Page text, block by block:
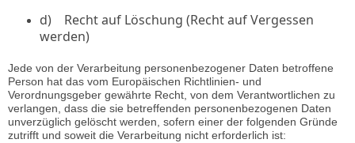
d) Recht auf Löschung (Recht auf Vergessen
werden)
Jede von der Verarbeitung personenbezogener Daten betroffene
Person hat das vom Europäischen Richtlinien- und
Verordnungsgeber gewährte Recht, von dem Verantwortlichen zu
verlangen, dass die sie betreffenden personenbezogenen Daten
unverzüglich gelöscht werden, sofern einer der folgenden Gründe
zutrifft und soweit die Verarbeitung nicht erforderlich ist: